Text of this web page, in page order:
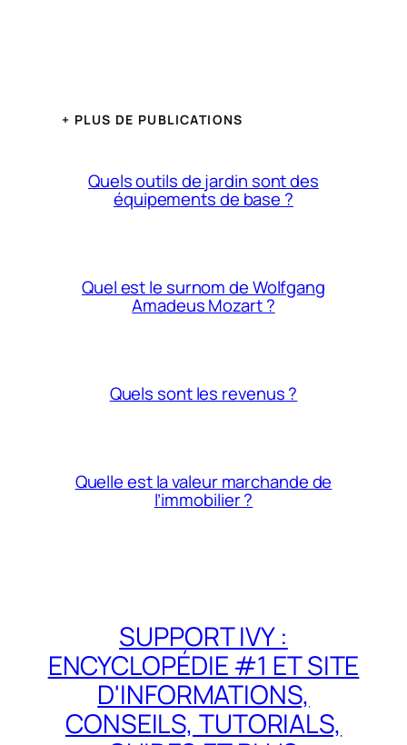
+ PLUS DE PUBLICATIONS
Quels outils de jardin sont des
équipements de base ?
Quel est le surnom de Wolfgang
Amadeus Mozart ?
Quels sont les revenus ?
Quelle est la valeur marchande de
l’immobilier ?
SUPPORT IVY :
ENCYCLOPÉDIE #1 ET SITE
D'INFORMATIONS,
CONSEILS, TUTORIALS,